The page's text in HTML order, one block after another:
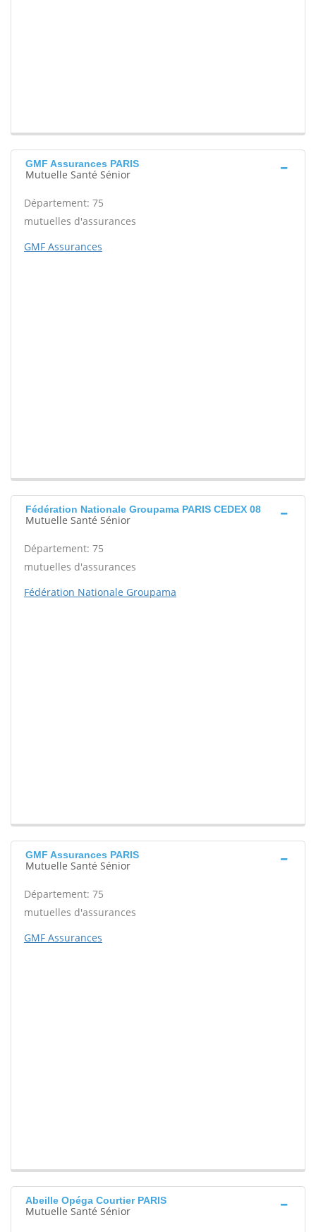
GMF Assurances PARIS
Mutuelle Santé Sénior
Département: 75
mutuelles d'assurances
GMF Assurances
Fédération Nationale Groupama PARIS CEDEX 08
Mutuelle Santé Sénior
Département: 75
mutuelles d'assurances
Fédération Nationale Groupama
GMF Assurances PARIS
Mutuelle Santé Sénior
Département: 75
mutuelles d'assurances
GMF Assurances
Abeille Opéga Courtier PARIS
Mutuelle Santé Sénior